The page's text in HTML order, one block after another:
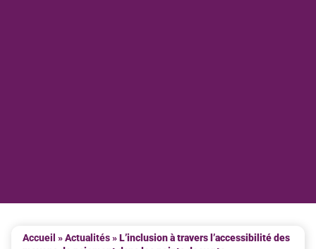
Accueil »Actualités»L’inclusion à travers l’accessibilité des